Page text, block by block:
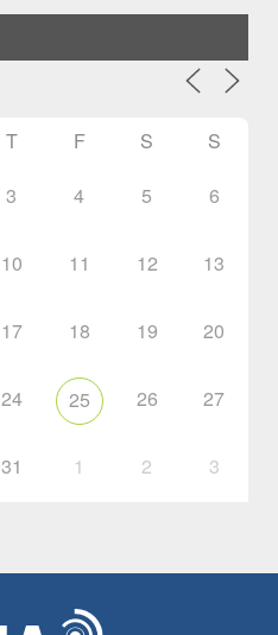
T F S S
3 4 5 6
10 11 12 13
17 18 19 20
24 25 26 27
31 1 2 3